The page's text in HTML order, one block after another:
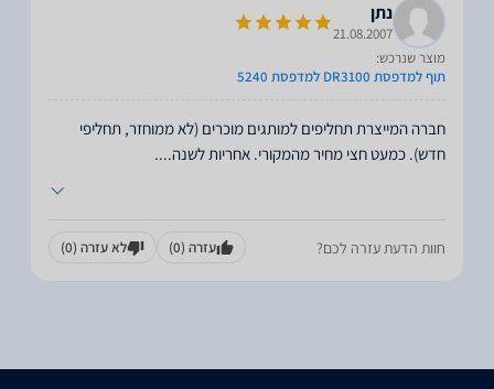
נתן
21.08.2007
מוצר שנרכש:
תוף למדפסת DR3100 למדפסת 5240
חברה המייצרת תחליפים למותגים מוכרים (לא ממוחזר, תחליפי
חדש). כמעט חצי מחיר מהמקורי. אחריות לשנה....
חוות הדעת עזרה לכם? עזרה (0) לא עזרה (0)